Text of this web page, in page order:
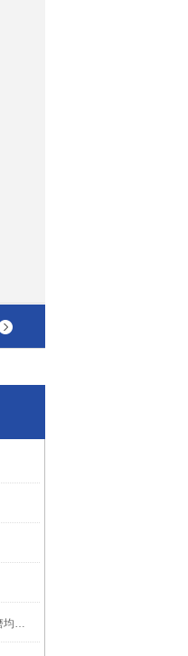
CG-900COLE-PARMER 叶片式冷冻研磨均质机